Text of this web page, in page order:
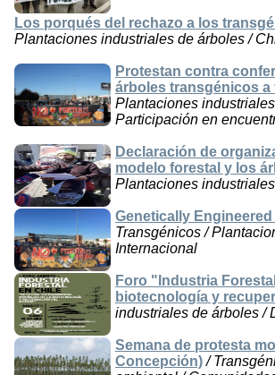
Los porqués del rechazo a los
Plantaciones industriales de árboles /
Protestan contra
árboles transgénicos
Plantaciones
Participación en
Declaración de
modelo forestal y los
Plantaciones
Genetically
Transgénicos /
Internacional
Foro "Industria
biotecnología y
industriales de árboles /
Semana de protesta
Concepción)/